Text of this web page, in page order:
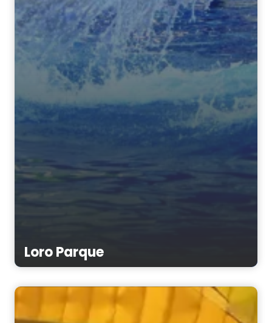
Loro Parque